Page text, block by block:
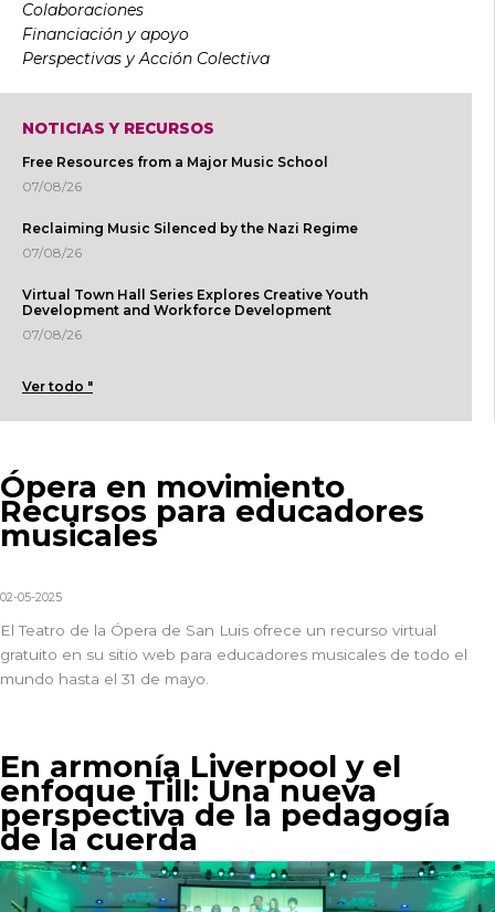
Colaboraciones
Financiación y apoyo
Perspectivas y Acción Colectiva
NOTICIAS Y RECURSOS
Free Resources from a Major Music School
07/08/26
Reclaiming Music Silenced by the Nazi Regime
07/08/26
Virtual Town Hall Series Explores Creative Youth
Development and Workforce Development
07/08/26
Ver todo "
Ópera en movimiento
Recursos para educadores
musicales
02-05-2025
ElTeatro de la Ópera de San Luis ofrece un recurso virtual
gratuito en su sitio web para educadores musicales de todo el
mundo hasta el 31 de mayo.
En armonía Liverpool y el
enfoque Till: Una nueva
perspectiva de la pedagogía
de la cuerda